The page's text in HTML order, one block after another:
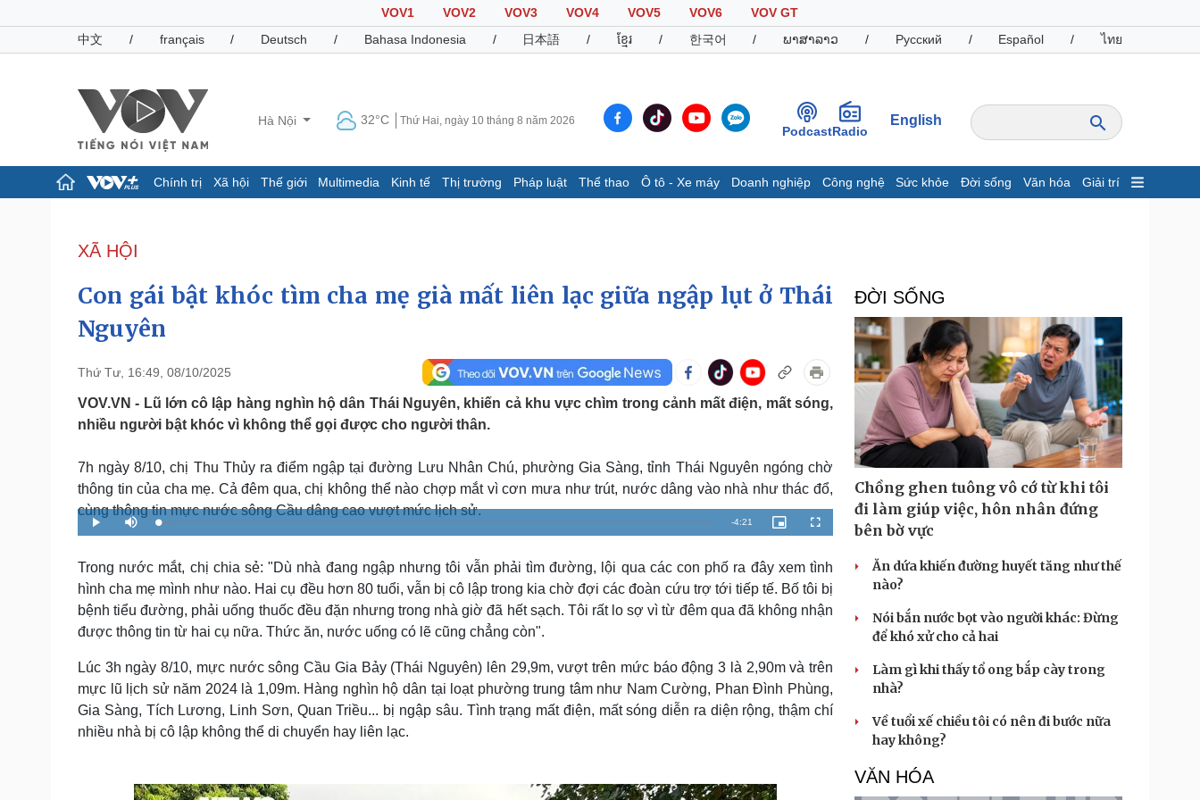
VOV1 VOV2 VOV3 VOV4 VOV5 VOV6
VOV GT
中文
/ français / Deutsch / Bahasa Indonesia / 日本語 / ខ្មែរ / 한국어 / ພາສາລາວ / Русский / Español / ไทย
Hà Nội 32°C Thứ Hai, ngày 10 tháng 8 năm 2026
PodcastRadio
English
Chính trị Xã hội Thế giới Multimedia Kinh tế Thị trường Pháp luật Thể thao Ô tô - Xe máy Doanh nghiệp Công nghệ Sức khỏe Đời sống Văn hóa Giải trí
Đảng
Tổ chức nhân sự
Nhận diện sự thật
Dấu ấn VOV
Infographic
Giá cà phê
Pháp luật
Tin nóng
Tư vấn luật
Việt Nam
Phân tích
Thể thao
Lịch thi đấu bóng đá
Thế giới thể thao
Hậu trường
Ô tô - Xe máy
Xe máy
Doanh nghiệp
Thông tin doanh nghiệp
Doanh nghiệp 24h
Vì cộng đồng
Công nghệ
Sành điệu
Tin Công nghệ
Trải nghiệm
Chuyển đổi số
Sức khỏe
Dinh dưỡng - món ngon
Cây thuốc
Sản phụ khoa
Nhi khoa
Nam khoa
Làm đẹp - giảm cân
Phòng mạch online
Đời sống
Nhà đẹp
Blog
Tình yêu - Gia đình
Văn hóa
Sân khấu - Điện ảnh
Văn học
Âm nhạc
Di sản
Giải trí
Thời trang
Sao Việt
Du lịch
Tư vấn
Săn Tour
check-in
Podcast
Câu chuyện thời sự
Cửa sổ tình yêu
Kể chuyện cho bé
Cải chính
XÃ HỘI
Con gái bật khóc tìm cha mẹ già mất liên lạc giữa ngập lụt ở Thái
Nguyên
Thứ Tư, 16:49, 08/10/2025
VOV.VN - Lũ lớn cô lập hàng nghìn hộ dân Thái Nguyên, khiến cả khu vực chìm trong cảnh mất điện, mất sóng,
nhiều người bật khóc vì không thể gọi được cho người thân.
7h ngày 8/10, chị Thu Thủy ra điểm ngập tại đường Lưu Nhân Chú, phường Gia Sàng, tỉnh Thái Nguyên ngóng chờ
thông tin của cha mẹ. Cả đêm qua, chị không thể nào chợp mắt vì cơn mưa như trút, nước dâng vào nhà như thác đổ,
cùng thông tin mực nước sông Cầu dâng cao vượt mức lịch sử.
P
l
M
u
L
o
d
1
.
9
0
R
m
n
i
-4:21
P
i
r
n
-
r
F
u
s
c
e
n
Trong nước mắt, chị chia sẻ: "Dù nhà đang ngập nhưng tôi vẫn phải tìm đường, lội qua các con phố ra đây xem tình
hình cha mẹ mình như nào. Hai cụ đều hơn 80 tuổi, vẫn bị cô lập trong kia chờ đợi các đoàn cứu trợ tới tiếp tế. Bố tôi bị
bệnh tiểu đường, phải uống thuốc đều đặn nhưng trong nhà giờ đã hết sạch. Tôi rất lo sợ vì từ đêm qua đã không nhận
được thông tin từ hai cụ nữa. Thức ăn, nước uống có lẽ cũng chẳng còn".
Lúc 3h ngày 8/10, mực nước sông Cầu Gia Bảy (Thái Nguyên) lên 29,9m, vượt trên mức báo động 3 là 2,90m và trên
mực lũ lịch sử năm 2024 là 1,09m. Hàng nghìn hộ dân tại loạt phường trung tâm như Nam Cường, Phan Đình Phùng,
Gia Sàng, Tích Lương, Linh Sơn, Quan Triều... bị ngập sâu. Tình trạng mất điện, mất sóng diễn ra diện rộng, thậm chí
nhiều nhà bị cô lập không thể di chuyển hay liên lạc.
ĐỜI SỐNG
Chồng ghen tuông vô cớ từ khi tôi
đi làm giúp việc, hôn nhân đứng
bên bờ vực
Ăn dứa khiến đường huyết tăng như thế
nào?
Nói bắn nước bọt vào người khác: Đừng
để khó xử cho cả hai
Làm gì khi thấy tổ ong bắp cày trong
nhà?
Về tuổi xế chiều tôi có nên đi bước nữa
hay không?
VĂN HÓA